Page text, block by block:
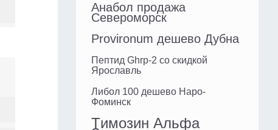
Анабол продажа
Североморск
Provironum дешево Дубна
Пептид Ghrp-2 со скидкой
Ярославль
Либол 100 дешево Наро-
Фоминск
Tимозин Альфа